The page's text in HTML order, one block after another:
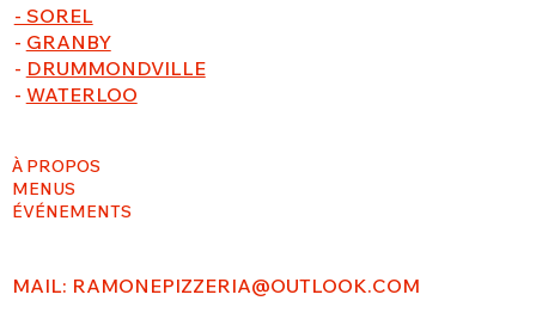
- SOREL
- GRANBY
- DRUMMONDVILLE
- WATERLOO
À PROPOS
MENUS
ÉVÉNEMENTS
MAIL: RAMONEPIZZERIA@OUTLOOK.COM